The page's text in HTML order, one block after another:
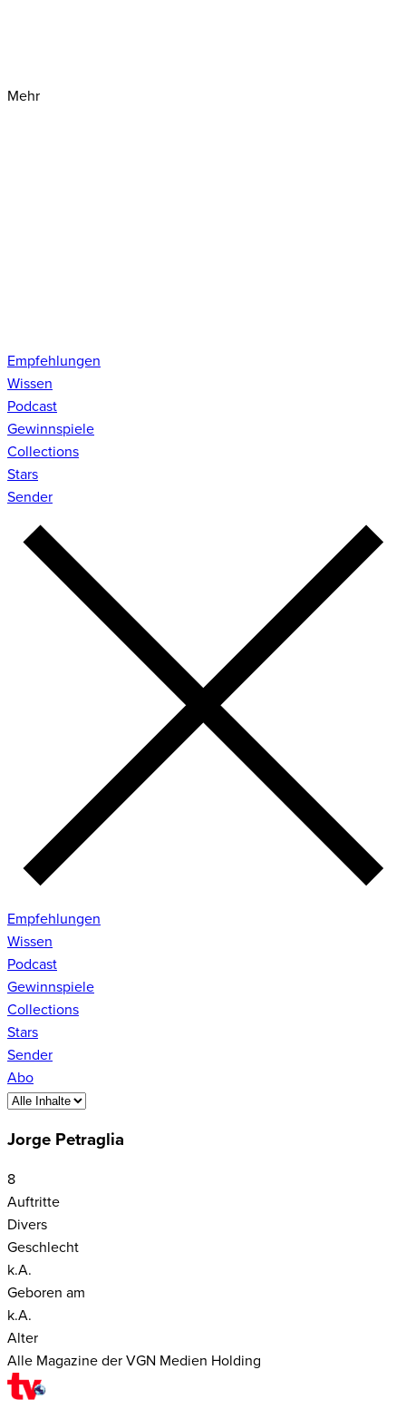
Mehr
Empfehlungen
Wissen
Podcast
Gewinnspiele
Collections
Stars
Sender
Empfehlungen
Wissen
Podcast
Gewinnspiele
Collections
Stars
Sender
Abo
Jorge Petraglia
8
Auftritte
Divers
Geschlecht
k.A.
Geboren am
k.A.
Alter
Alle Magazine der VGN Medien Holding